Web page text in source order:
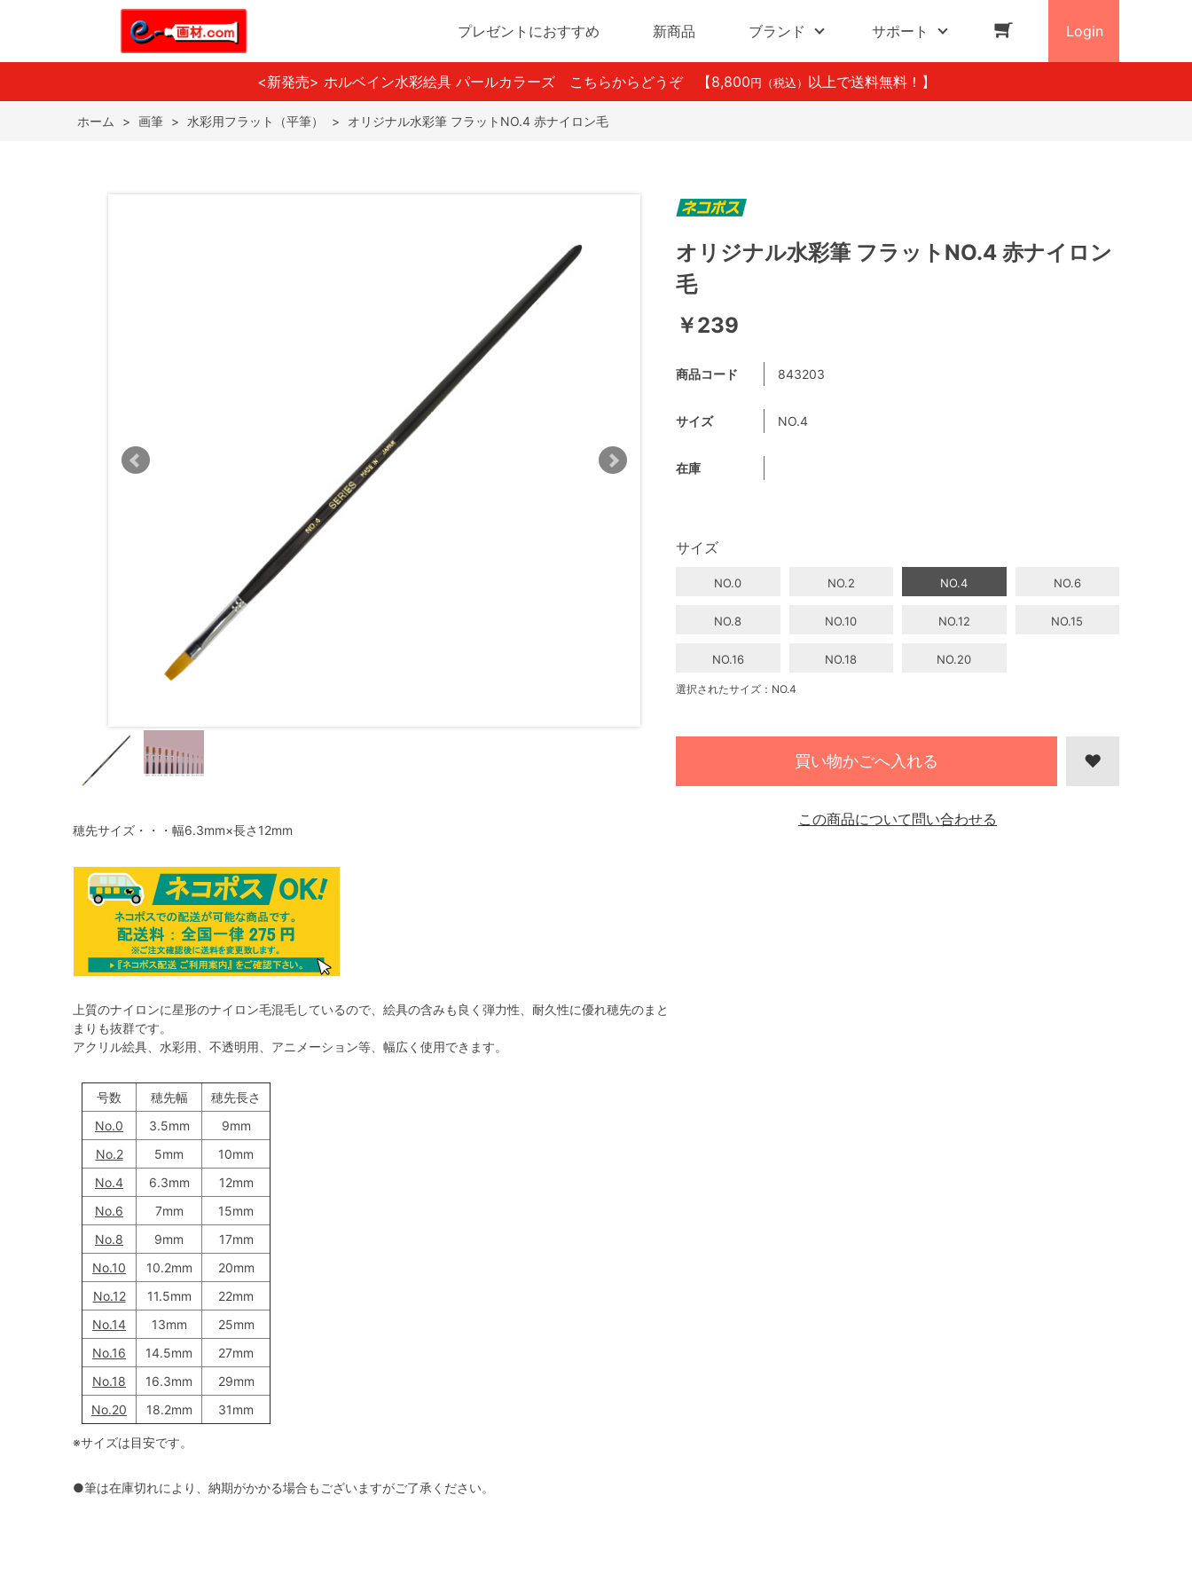
プレゼントにおすすめ 新商品 ブランド サポート Login
<新発売> ホルベイン水彩絵具 パールカラーズ こちらからどうぞ 【8,800 円（税込） 以上で送料無料！】
ホーム > 画筆 > 水彩用フラット（平筆） > オリジナル水彩筆 フラットNO.4 赤ナイロン毛
穂先サイズ・・・幅6.3mm×長さ12mm
上質のナイロンに星形のナイロン毛混毛しているので、絵具の含みも良く弾力性、耐久性に優れ穂先のまと
まりも抜群です。
アクリル絵具、水彩用、不透明用、アニメーション等、幅広く使用できます。
号数 穂先幅
穂先長さ
No.0
3.5mm
9mm
No.2
5mm
10mm
No.4
6.3mm
12mm
No.6
7mm
15mm
No.8
9mm
17mm
No.10
10.2mm
20mm
No.12
11.5mm
22mm
No.14
13mm
25mm
No.16
14.5mm
27mm
No.18
16.3mm
29mm
No.20
18.2mm 31mm
※サイズは目安です。
●筆は在庫切れにより、納期がかかる場合もございますがご了承ください。
オリジナル水彩筆 フラットNO.4 赤ナイロン
毛
￥239
商品コード 843203
サイズ NO.4
在庫
サイズ
NO.0 NO.2 NO.4 NO.6
NO.8 NO.10 NO.12 NO.15
NO.16 NO.18 NO.20
選択されたサイズ：NO.4
買い物かごへ入れる
この商品について問い合わせる